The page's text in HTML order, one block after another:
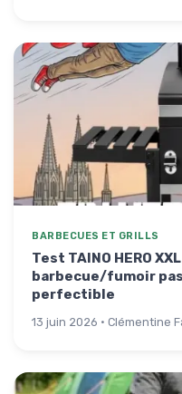
BARBECUES ET GRILLS
Test TAINO HERO
barbecue/fumoir
perfectible
13 juin 2026 · Clémentine